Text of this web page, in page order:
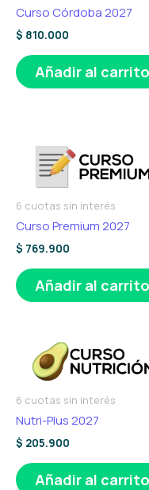
Curso Córdoba 2027
$ 810.000
Añadir al carrito
6 cuotas sin interés
Curso Premium 2027
$ 769.900
Añadir al carrito
6 cuotas sin interés
Nutri-Plus 2027
$ 205.900
Añadir al carrito